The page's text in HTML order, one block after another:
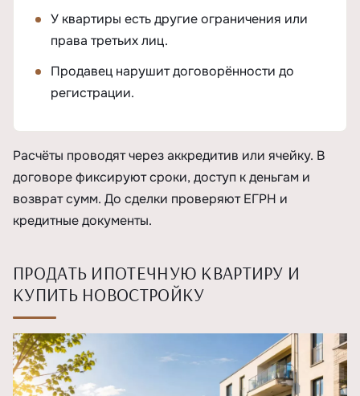
У квартиры есть другие ограничения или
права третьих лиц.
Продавец нарушит договорённости до
регистрации.
Расчёты проводят через аккредитив или ячейку. В
договоре фиксируют сроки, доступ к деньгам и
возврат сумм. До сделки проверяют ЕГРН и
кредитные документы.
ПРОДАТЬ ИПОТЕЧНУЮ КВАРТИРУ И
КУПИТЬ НОВОСТРОЙКУ